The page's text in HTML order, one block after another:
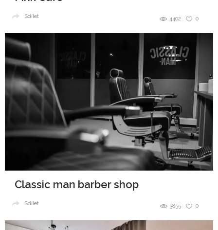
0
4402
Sdílet
Classic man barber shop
0
3855
Sdílet